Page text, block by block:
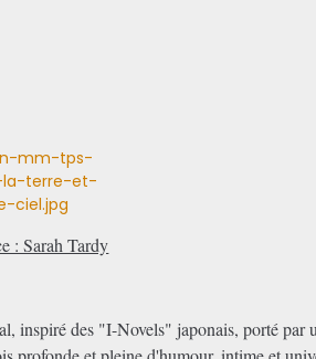
: Sarah Tardy
inspiré des "I-Novels" japonais, porté par